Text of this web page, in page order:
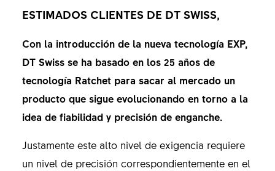
ESTIMADOS CLIENTES DE DT SWISS,
Con la introducción de la nueva tecnología EXP,
DT Swiss se ha basado en los 25 años de
tecnología Ratchet para sacar al mercado un
producto que sigue evolucionando en torno a la
idea de fiabilidad y precisión de enganche.
Justamente este alto nivel de exigencia requiere
un nivel de precisión correspondientemente en el